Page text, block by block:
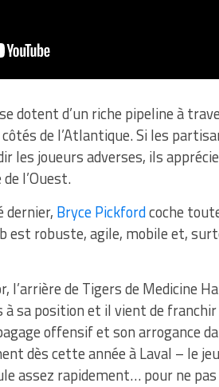
dotent d’un riche pipeline à
de l’Atlantique. Si les
les joueurs adverses, ils
l’Ouest.
dernier, Bryce Pickfordcoche
est robuste, agile, mobile et,
l’arrière de Tigers de Medicine
sa position et il vient de franchir
offensif et son arrogance
dès cette année à Laval – le
assez rapidement… pour ne